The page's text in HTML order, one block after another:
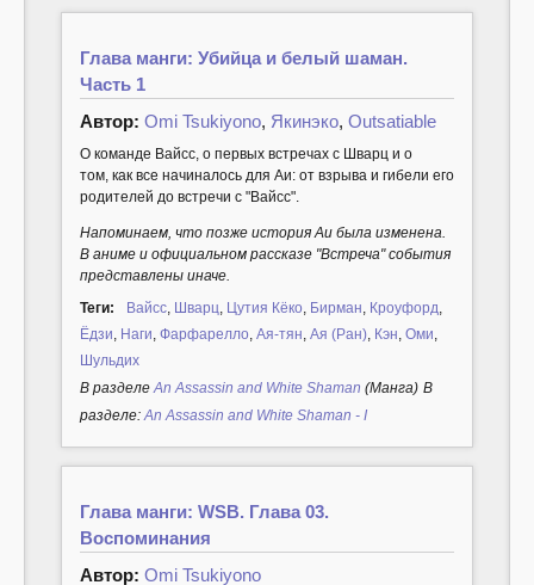
Глава манги: Убийца и белый шаман.
Часть 1
Автор: Omi Tsukiyono, Якинэко, Outsatiable
О команде Вайсс, о первых встречах с Шварц и о
том, как все начиналось для Аи: от взрыва и гибели его
родителей до встречи с "Вайсс".
Напоминаем, что позже история Аи была изменена.
В аниме и официальном рассказе "Встреча" события
представлены иначе.
Теги:
Вайсс Шварц Цутия Кёко Бирман Кроуфорд
Ёдзи Наги Фарфарелло Ая-тян Ая (Ран) Кэн Оми
Шульдих
В разделе An Assassin and White Shaman (Манга) В
разделе: An Assassin and White Shaman - I
Глава манги: WSB. Глава 03.
Воспоминания
Автор: Omi Tsukiyono